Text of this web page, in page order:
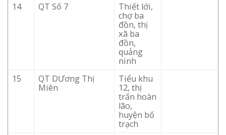
14
QT Số 7
Thiết lới,
chợ ba
đồn, thị
xã ba
đồn,
quảng
ninh
15
QT DƯơng Thị
Miên
Tiểu khu
12, thị
trấn hoàn
lão,
huyện bố
trạch